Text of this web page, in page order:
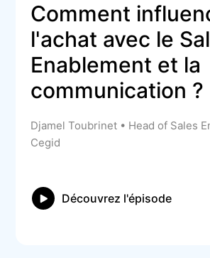
Comment
l'achat avec le
Enablement et la
communication ?
Djamel Toubrinet • Head of Sales
Cegid
Découvrez l'épisode